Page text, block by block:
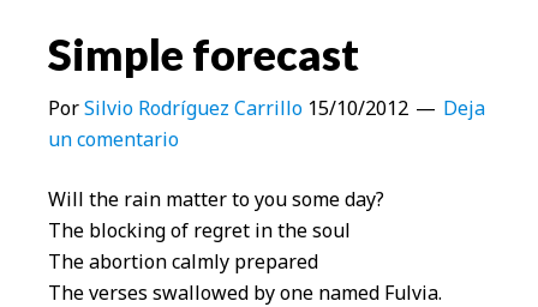
Simple forecast
PorSilvio Rodríguez Carrillo 15/10/2012
Deja
un comentario
Will the rain matter to you some day?
The blocking of regret in the soul
The abortion calmly prepared
The verses swallowed by one named Fulvia.